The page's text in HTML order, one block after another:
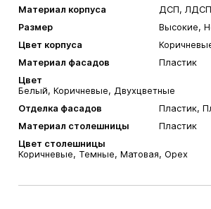
Материал корпуса
ДСП, ЛДСП
Размер
Высокие,
Цвет корпуса
Материал фасадов
Пластик
Цвет
Белый, Коричневые, Двухцветные
Отделка фасадов
Пластик,
Материал столешницы
Пластик
Цвет столешницы
Коричневые, Темные, Матовая, Орех